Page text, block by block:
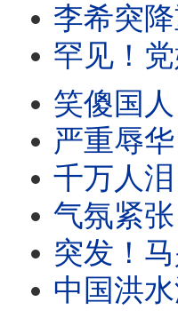
李希突降重庆！袁家军最后
罕见！党媒公开承认：有
笑傻国人！土共宣布成立世界
严重辱华！王沪宁访朝
千万人泪目！香港女店员
气氛紧张！上海关紧窗户
突发！马兴瑞遭双开。
中国洪水滔天，沈阳